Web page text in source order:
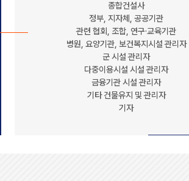
종합건설사
정부, 지자체, 공공기관
관련 협회, 조합, 연구·교육기관
병원, 요양기관, 보건복지시설 관리자
군 시설 관리자
다중이용시설 시설 관리자
금융기관 시설 관리자
기타 건물유지 및 관리자
기자